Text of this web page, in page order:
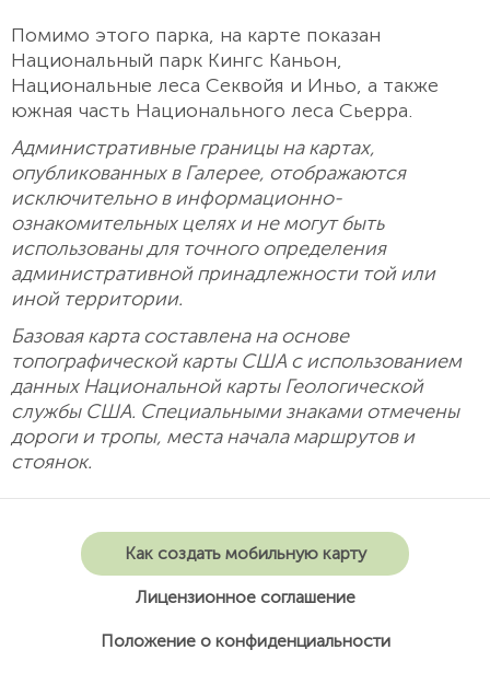
Помимо этого парка, на карте показан
Национальный парк Кингс Каньон,
Национальные леса Секвойя и Иньо, а также
южная часть Национального леса Сьерра.
Административные границы на картах,
опубликованных в Галерее, отображаются
исключительно в информационно-
ознакомительных целях и не могут быть
использованы для точного определения
административной принадлежности той или
иной территории.
Базовая карта составлена на основе
топографической карты США с использованием
данных Национальной карты Геологической
службы США. Специальными знаками отмечены
дороги и тропы, места начала маршрутов и
стоянок.
Как создать мобильную карту
Лицензионное соглашение
Положение о конфиденциальности